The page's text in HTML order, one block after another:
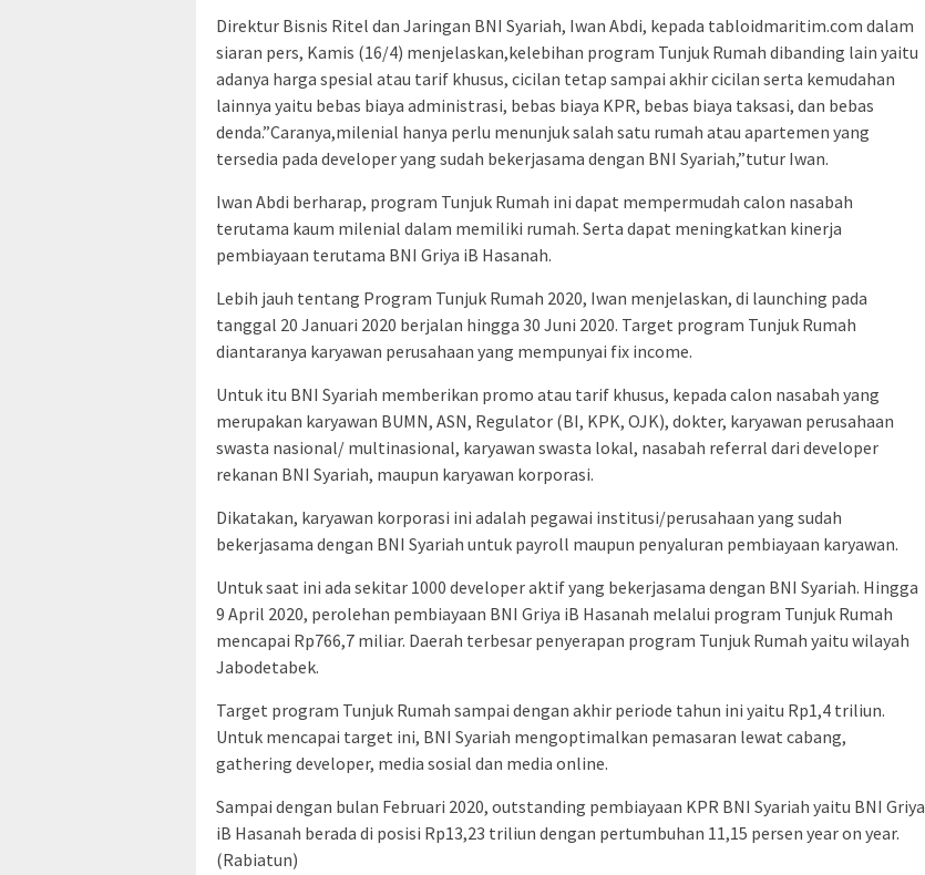
Direktur Bisnis Ritel dan Jaringan BNI Syariah, Iwan Abdi, kepada tabloidmaritim.com dalam
siaran pers, Kamis (16/4) menjelaskan,kelebihan program Tunjuk Rumah dibanding lain yaitu
adanya harga spesial atau tarif khusus, cicilan tetap sampai akhir cicilan serta kemudahan
lainnya yaitu bebas biaya administrasi, bebas biaya KPR, bebas biaya taksasi, dan bebas
denda.”Caranya,milenial hanya perlu menunjuk salah satu rumah atau apartemen yang
tersedia pada developer yang sudah bekerjasama dengan BNI Syariah,”tutur Iwan.
Iwan Abdi berharap, program Tunjuk Rumah ini dapat mempermudah calon nasabah
terutama kaum milenial dalam memiliki rumah. Serta dapat meningkatkan kinerja
pembiayaan terutama BNI Griya iB Hasanah.
Lebih jauh tentang Program Tunjuk Rumah 2020, Iwan menjelaskan, di launching pada
tanggal 20 Januari 2020 berjalan hingga 30 Juni 2020. Target program Tunjuk Rumah
diantaranya karyawan perusahaan yang mempunyai fix income.
Untuk itu BNI Syariah memberikan promo atau tarif khusus, kepada calon nasabah yang
merupakan karyawan BUMN, ASN, Regulator (BI, KPK, OJK), dokter, karyawan perusahaan
swasta nasional/ multinasional, karyawan swasta lokal, nasabah referral dari developer
rekanan BNI Syariah, maupun karyawan korporasi.
Dikatakan, karyawan korporasi ini adalah pegawai institusi/perusahaan yang sudah
bekerjasama dengan BNI Syariah untuk payroll maupun penyaluran pembiayaan karyawan.
Untuk saat ini ada sekitar 1000 developer aktif yang bekerjasama dengan BNI Syariah. Hingga
9 April 2020, perolehan pembiayaan BNI Griya iB Hasanah melalui program Tunjuk Rumah
mencapai Rp766,7 miliar. Daerah terbesar penyerapan program Tunjuk Rumah yaitu wilayah
Jabodetabek.
Target program Tunjuk Rumah sampai dengan akhir periode tahun ini yaitu Rp1,4 triliun.
Untuk mencapai target ini, BNI Syariah mengoptimalkan pemasaran lewat cabang,
gathering developer, media sosial dan media online.
Sampai dengan bulan Februari 2020, outstanding pembiayaan KPR BNI Syariah yaitu BNI Griya
iB Hasanah berada di posisi Rp13,23 triliun dengan pertumbuhan 11,15 persen year on year.
(Rabiatun)